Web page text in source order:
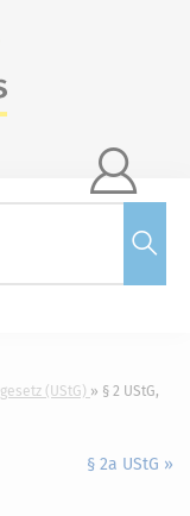

(UStG)
§ 2 UStG,
§ 2a UStG »